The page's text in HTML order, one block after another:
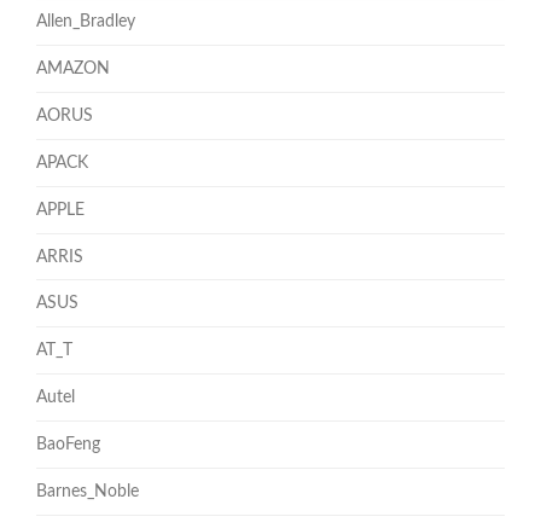
Allen_Bradley
AMAZON
AORUS
APACK
APPLE
ARRIS
ASUS
AT_T
Autel
BaoFeng
Barnes_Noble